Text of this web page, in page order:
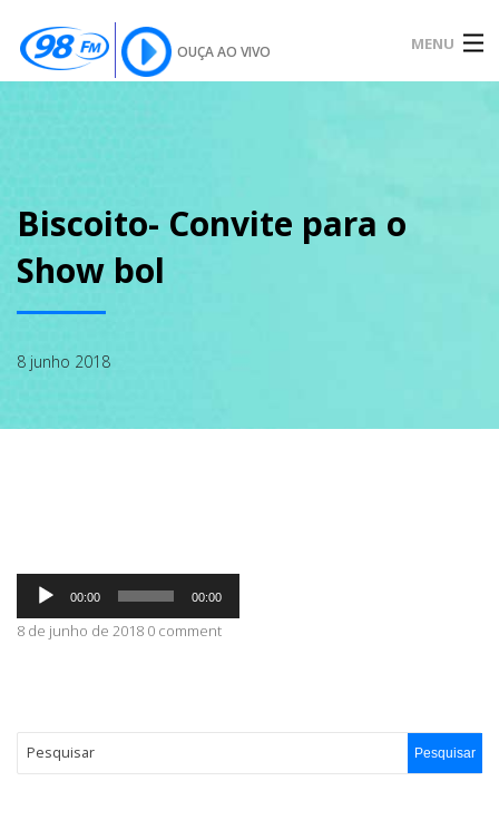
OUÇA AO VIVO MENU
SOBRE
PODCAST
CONTATO
Biscoito- Convite para o
Show bol
8 junho 2018
Tocador
áudio
00:00 00:00
8 de junho de 2018 0 comment